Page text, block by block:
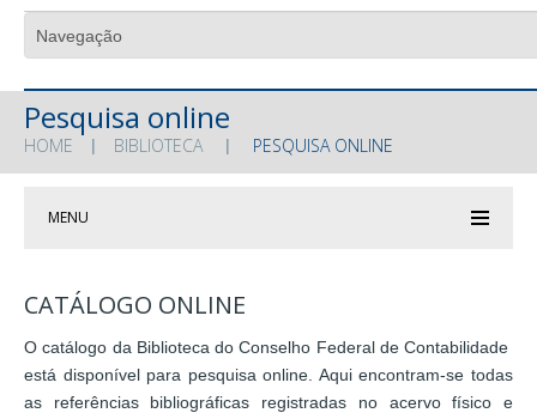
Pesquisa online
HOME BIBLIOTECA PESQUISA ONLINE
MENU
CATÁLOGO ONLINE
O catálogo da Biblioteca do Conselho Federal de Contabilidade
está disponível para pesquisa online. Aqui encontram-se todas
as referências bibliográficas registradas no acervo físico e